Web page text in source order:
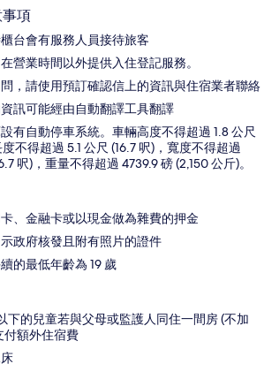
項
台會有服務人員接待旅客
營業時間以外提供入住登記服務。
，請使用預訂確認信上的資訊與住宿業者聯絡
訊可能經由自動翻譯工具翻譯
有自動停車系統。車輛高度不得超過 1.8 公尺
不得超過 5.1 公尺 (16.7 呎)，寬度不得超過
呎)，重量不得超過 4739.9 磅 (2,150 公斤)。
、金融卡或以現金做為雜費的押金
政府核發且附有照片的證件
的最低年齡為 19 歲
下的兒童若與父母或監護人同住一間房 (不加
付額外住宿費